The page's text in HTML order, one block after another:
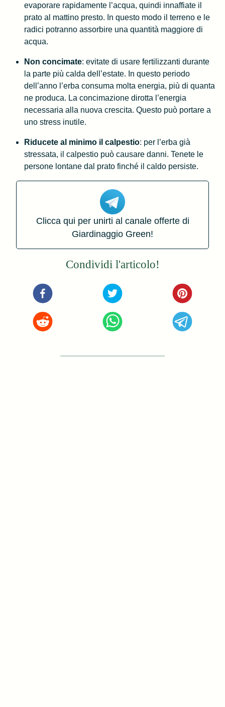
evaporare rapidamente l’acqua, quindi innaffiate il
prato al mattino presto. In questo modo il terreno e le
radici potranno assorbire una quantità maggiore di
acqua.
Non concimate: evitate di usare fertilizzanti durante
la parte più calda dell’estate. In questo periodo
dell’anno l’erba consuma molta energia, più di quanta
ne produca. La concimazione dirotta l’energia
necessaria alla nuova crescita. Questo può portare a
uno stress inutile.
Riducete al minimo il calpestio: per l’erba già
stressata, il calpestio può causare danni. Tenete le
persone lontane dal prato finché il caldo persiste.
Clicca qui per unirti al canale offerte di
Giardinaggio Green!
Condividi l'articolo!